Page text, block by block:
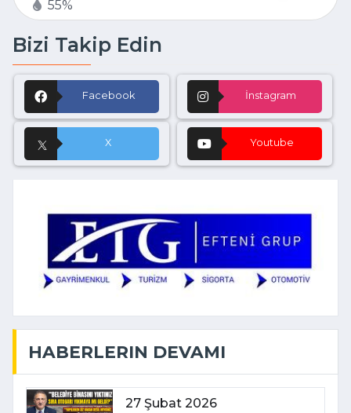
55%
Bizi Takip Edin
Facebook İnstagram
X Youtube
HABERLERIN DEVAMI
27 Şubat 2026